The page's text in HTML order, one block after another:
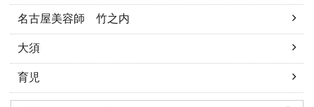
名古屋美容師 竹之内
大須
育児